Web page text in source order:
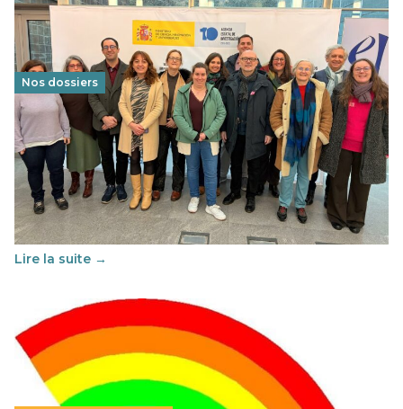
Nos dossiers
Éducation au vivre-ensemble : un échange croisé
franco-espagnol pour changer d’approche
29 juin 2026-National
Cette année, l'UNSA Éducation a mené un projet Erasmus
soutenu par l'union Européenne et centré sur l'éducation
au vivre-ensemble : quelles différences entre la France…
Lire la suite →